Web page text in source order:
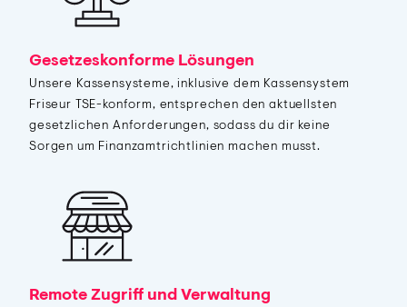
Gesetzeskonforme Lösungen
Unsere Kassensysteme, inklusive dem Kassensystem
Friseur TSE-konform, entsprechen den aktuellsten
gesetzlichen Anforderungen, sodass du dir keine
Sorgen um Finanzamtrichtlinien machen musst.
Remote Zugriff und Verwaltung